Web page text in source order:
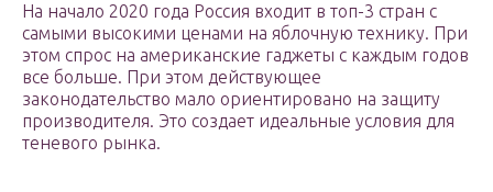
На начало 2020 года Россия входит в топ-3 стран с
самыми высокими ценами на яблочную технику. При
этом спрос на американские гаджеты с каждым годов
все больше. При этом действующее
законодательство мало ориентировано на защиту
производителя. Это создает идеальные условия для
теневого рынка.